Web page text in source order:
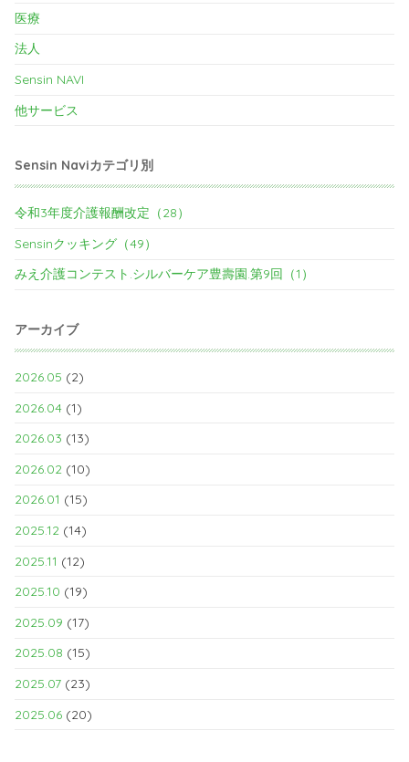
医療
法人
Sensin NAVI
他サービス
Sensin Naviカテゴリ別
令和3年度介護報酬改定（28）
Sensinクッキング（49）
みえ介護コンテスト.シルバーケア豊壽園.第9回（1）
アーカイブ
2026.05 (2)
2026.04 (1)
2026.03 (13)
2026.02 (10)
2026.01 (15)
2025.12 (14)
2025.11 (12)
2025.10 (19)
2025.09 (17)
2025.08 (15)
2025.07 (23)
2025.06 (20)